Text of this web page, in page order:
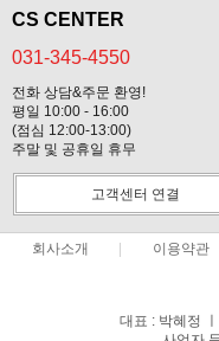
CS CENTER
031-345-4550
전화 상담&주문 환영!
평일 10:00 - 16:00
(점심 12:00-13:00)
주말 및 공휴일 휴무
고객센터 연결
회사소개 이용약관
대표 : 박혜정